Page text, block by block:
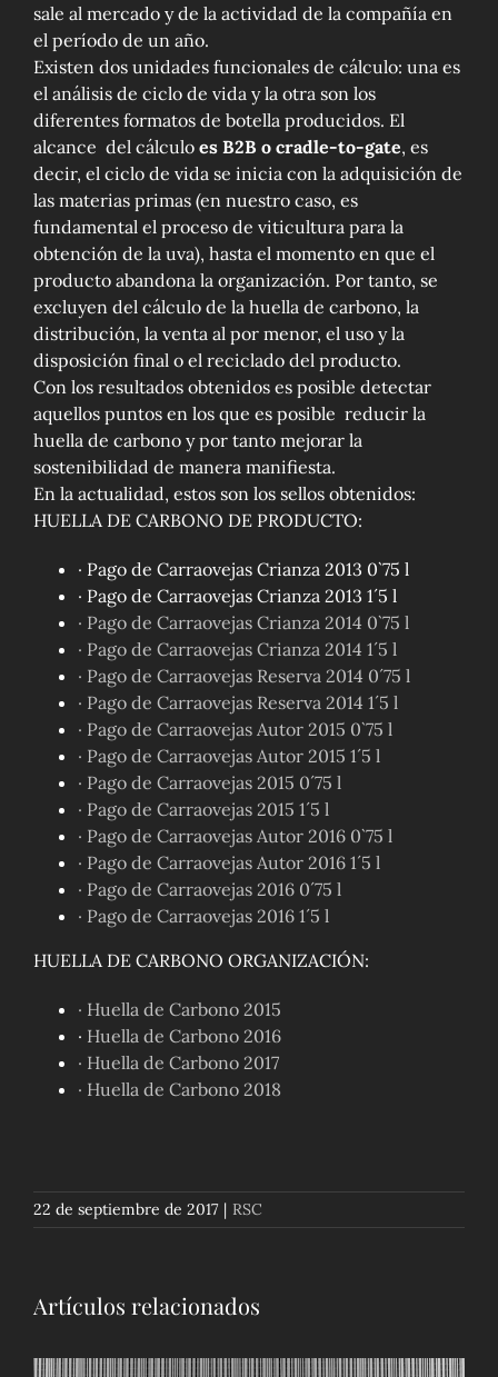
sale al mercado y de la actividad de la compañía en
el período de un año.
Existen dos unidades funcionales de cálculo: una es
el análisis de ciclo de vida y la otra son los
diferentes formatos de botella producidos. El
alcance del cálculo es B2B o cradle-to-gate, es
decir, el ciclo de vida se inicia con la adquisición de
las materias primas (en nuestro caso, es
fundamental el proceso de viticultura para la
obtención de la uva), hasta el momento en que el
producto abandona la organización. Por tanto, se
excluyen del cálculo de la huella de carbono, la
distribución, la venta al por menor, el uso y la
disposición final o el reciclado del producto.
Con los resultados obtenidos es posible detectar
aquellos puntos en los que es posible reducir la
huella de carbono y por tanto mejorar la
sostenibilidad de manera manifiesta.
En la actualidad, estos son los sellos obtenidos:
HUELLA DE CARBONO DE PRODUCTO:
· Pago de Carraovejas Crianza 2013 0`75 l
· Pago de Carraovejas Crianza 2013 1´5 l
· Pago de Carraovejas Crianza 2014 0`75 l
· Pago de Carraovejas Crianza 2014 1´5 l
· Pago de Carraovejas Reserva 2014 0´75 l
· Pago de Carraovejas Reserva 2014 1´5 l
· Pago de Carraovejas Autor 2015 0`75 l
· Pago de Carraovejas Autor 2015 1´5 l
· Pago de Carraovejas 2015 0´75 l
· Pago de Carraovejas 2015 1´5 l
· Pago de Carraovejas Autor 2016 0`75 l
· Pago de Carraovejas Autor 2016 1´5 l
· Pago de Carraovejas 2016 0´75 l
· Pago de Carraovejas 2016 1´5 l
HUELLA DE CARBONO ORGANIZACIÓN:
· Huella de Carbono 2015
· Huella de Carbono 2016
· Huella de Carbono 2017
· Huella de Carbono 2018
22 de septiembre de 2017 | RSC
Artículos relacionados